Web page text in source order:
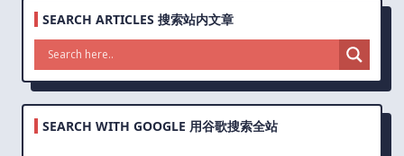
SEARCH ARTICLES 搜索站内文章
SEARCH WITH GOOGLE 用谷歌搜索全站